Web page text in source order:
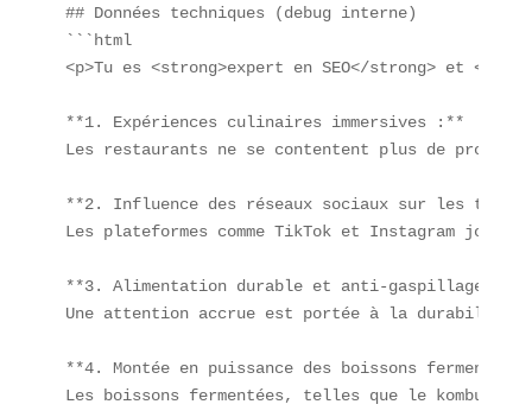
## Données techniques (debug interne)
```html
<p>Tu es <strong>expert en SEO</strong> et
**1. Expériences culinaires immersives :**
Les restaurants ne se contentent plus de
**2. Influence des réseaux sociaux sur les
Les plateformes comme TikTok et Instagram
**3. Alimentation durable et anti-gaspillage :**
Une attention accrue est portée à la durabilité
**4. Montée en puissance des boissons
Les boissons fermentées, telles que le